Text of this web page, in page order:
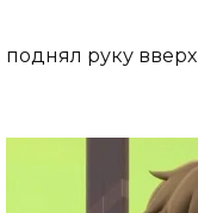
поднял руку вверх